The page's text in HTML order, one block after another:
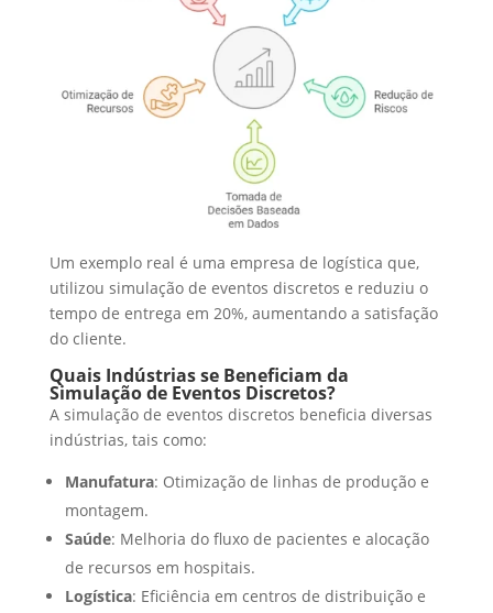
Um exemplo real é uma empresa de logística que,
utilizou simulação de eventos discretos e reduziu o
tempo de entrega em 20%, aumentando a satisfação
do cliente.
Quais Indústrias se Beneficiam da
Simulação de Eventos Discretos?
A simulação de eventos discretos beneficia diversas
indústrias, tais como:
Manufatura: Otimização de linhas de produção e
montagem.
Saúde: Melhoria do fluxo de pacientes e alocação
de recursos em hospitais.
Logística: Eficiência em centros de distribuição e